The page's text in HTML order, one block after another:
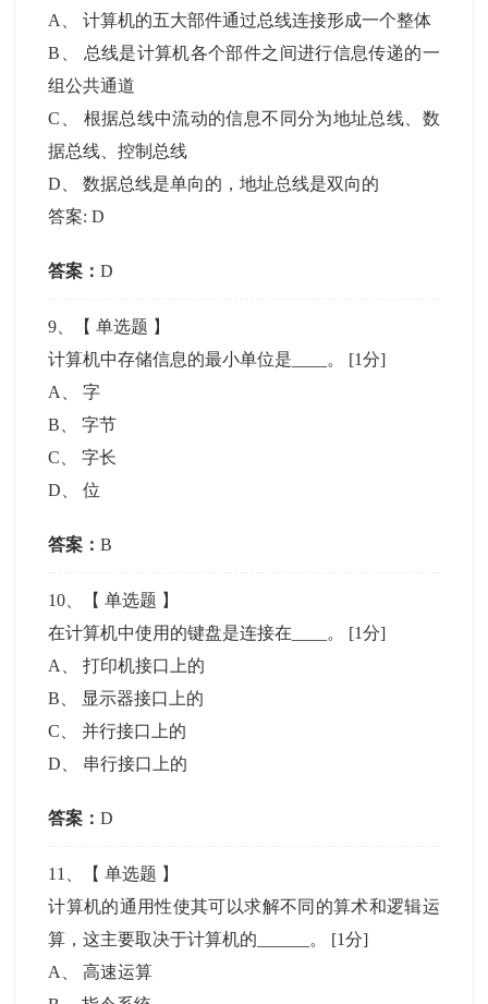
A
、计算机的五大部件通过总线连接形成一个整体
B
总线是计算机各个部件之间进行信息传递的一
组公共通道
C
根据总线中流动的信息不同分为地址总线、数
据总线、控制总线
D 、数据总线是单向的，地址总线是双向的
答案: D
答案：D
9 、【单选题 】
计算机中存储信息的最小单位是____。 [1分]
A
、字
B 、字节
C 、字长
D 、位
答案：B
10 、【单选题 】
在计算机中使用的键盘是连接在____。 [1分]
A
、打印机接口上的
B
显示器接口上的
C 、并行接口上的
D
串行接口上的
答案：D
11 、【单选题 】
计算机的通用性使其可以求解不同的算术和逻辑运
算，这主要取决于计算机的______。 [1分]
A
、高速运算